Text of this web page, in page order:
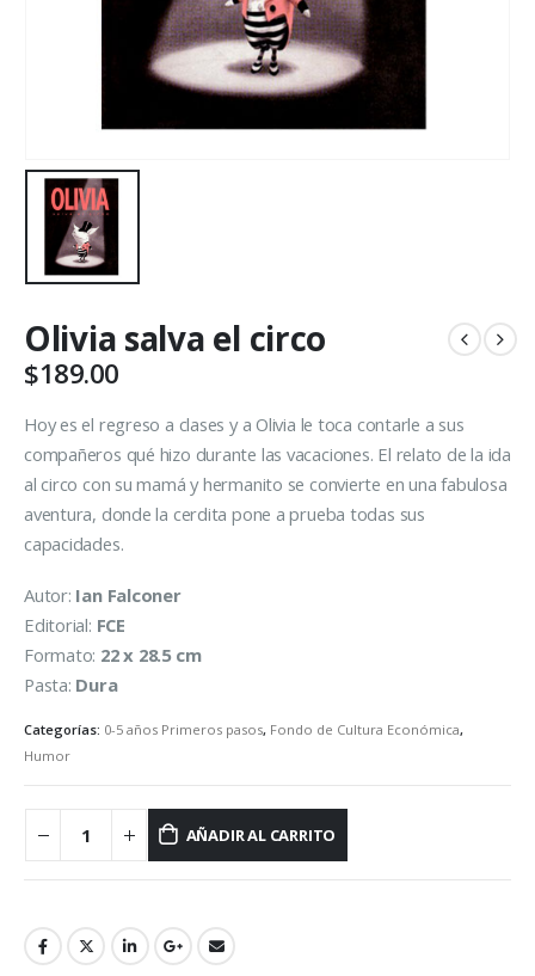
Olivia salva el circo
$189.00
Hoy es el regreso a clases y a Olivia le toca contarle a sus
compañeros qué hizo durante las vacaciones. El relato de la ida
al circo con su mamá y hermanito se convierte en una fabulosa
aventura, donde la cerdita pone a prueba todas sus
capacidades.
Autor: Ian Falconer
Editorial: FCE
Formato: 22 x 28.5 cm
Pasta: Dura
Categorías: 0-5 años Primeros pasos, Fondo de Cultura Económica,
Humor
AÑADIR AL CARRITO